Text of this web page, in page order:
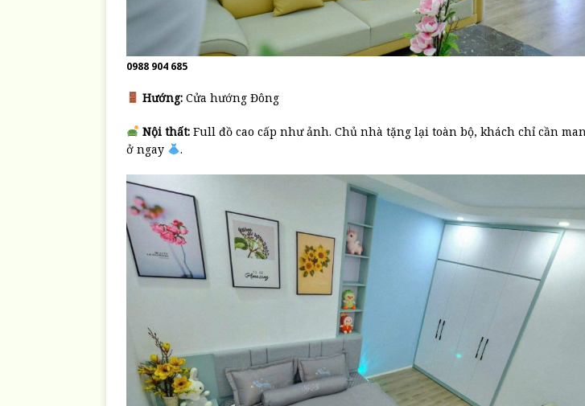
0988 904 685
Hướng:Cửa hướng Đông
Nội thất:Full đồ cao cấp như ảnh. Chủ nhà tặng lại toàn bộ, khách chỉ cần
ở ngay
.